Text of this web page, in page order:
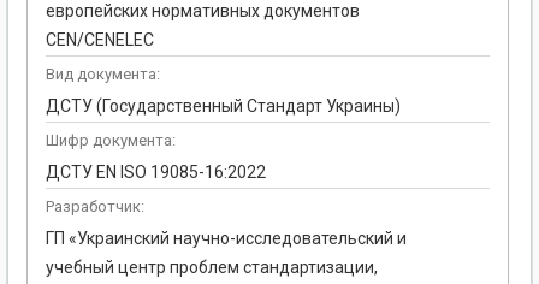
европейских нормативных документов
CEN/CENELEC
Вид документа:
ДСТУ (Государственный Стандарт Украины)
Шифр документа:
ДСТУ EN ISO 19085-16:2022
Разработчик:
ГП «Украинский научно-исследовательский и
учебный центр проблем стандартизации,